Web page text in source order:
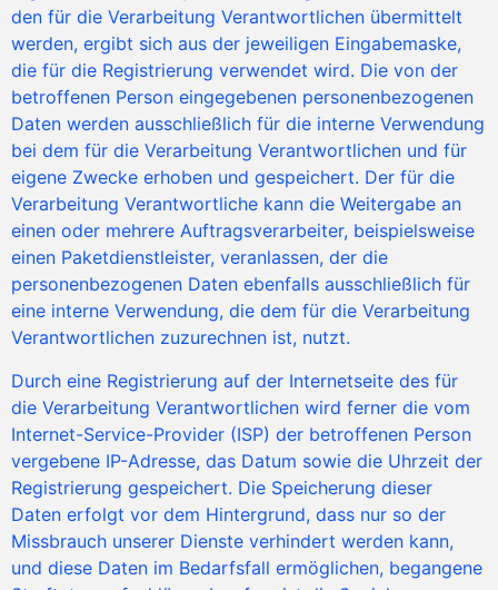
den für die Verarbeitung Verantwortlichen übermittelt
werden, ergibt sich aus der jeweiligen Eingabemaske,
die für die Registrierung verwendet wird. Die von der
betroffenen Person eingegebenen personenbezogenen
Daten werden ausschließlich für die interne Verwendung
bei dem für die Verarbeitung Verantwortlichen und für
eigene Zwecke erhoben und gespeichert. Der für die
Verarbeitung Verantwortliche kann die Weitergabe an
einen oder mehrere Auftragsverarbeiter, beispielsweise
einen Paketdienstleister, veranlassen, der die
personenbezogenen Daten ebenfalls ausschließlich für
eine interne Verwendung, die dem für die Verarbeitung
Verantwortlichen zuzurechnen ist, nutzt.
Durch eine Registrierung auf der Internetseite des für
die Verarbeitung Verantwortlichen wird ferner die vom
Internet-Service-Provider (ISP) der betroffenen Person
vergebene IP-Adresse, das Datum sowie die Uhrzeit der
Registrierung gespeichert. Die Speicherung dieser
Daten erfolgt vor dem Hintergrund, dass nur so der
Missbrauch unserer Dienste verhindert werden kann,
und diese Daten im Bedarfsfall ermöglichen, begangene